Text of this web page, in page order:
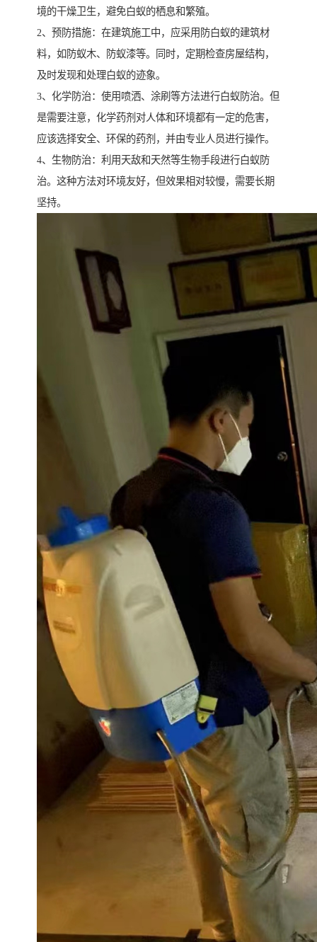
境的干燥卫生，避免白蚁的栖息和繁殖。
2、预防措施：在建筑施工中，应采用防白蚁的建筑材
料，如防蚁木、防蚁漆等。同时，定期检查房屋结构，
及时发现和处理白蚁的迹象。
3、化学防治：使用喷洒、涂刷等方法进行白蚁防治。但
是需要注意，化学药剂对人体和环境都有一定的危害，
应该选择安全、环保的药剂，并由专业人员进行操作。
4、生物防治：利用天敌和天然等生物手段进行白蚁防
治。这种方法对环境友好，但效果相对较慢，需要长期
坚持。